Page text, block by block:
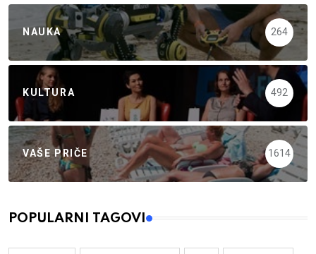
NAUKA 264
KULTURA 492
VAŠE PRIČE 1614
POPULARNI TAGOVI